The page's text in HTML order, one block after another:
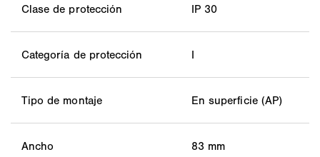
Clase de protección IP 30
Categoría de protección I
Tipo de montaje En superficie (AP)
Ancho 83 mm